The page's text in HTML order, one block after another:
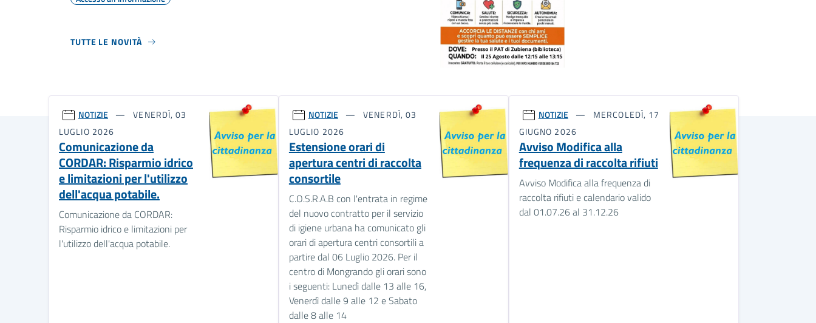
TUTTE LE NOVITÀ
NOTIZIE
VENERDÌ, 03
LUGLIO 2026
Comunicazione da
CORDAR: Risparmio idrico
e limitazioni per l'utilizzo
dell'acqua potabile.
Comunicazione da CORDAR:
Risparmio idrico e limitazioni per
l'utilizzo dell'acqua potabile.
NOTIZIE
VENERDÌ, 03
LUGLIO 2026
Estensione orari di
apertura centri di raccolta
consortile
C.O.S.R.A.B con l'entrata in regime
del nuovo contratto per il servizio
di igiene urbana ha comunicato gli
orari di apertura centri consortili a
partire dal 06 Luglio 2026. Per il
centro di Mongrando gli orari sono
i seguenti: Lunedì dalle 13 alle 16,
Venerdì dalle 9 alle 12 e Sabato
dalle 8 alle 14
NOTIZIE
MERCOLEDÌ, 17
GIUGNO 2026
Avviso Modifica alla
frequenza di raccolta rifiuti
Avviso Modifica alla frequenza di
raccolta rifiuti e calendario valido
dal 01.07.26 al 31.12.26